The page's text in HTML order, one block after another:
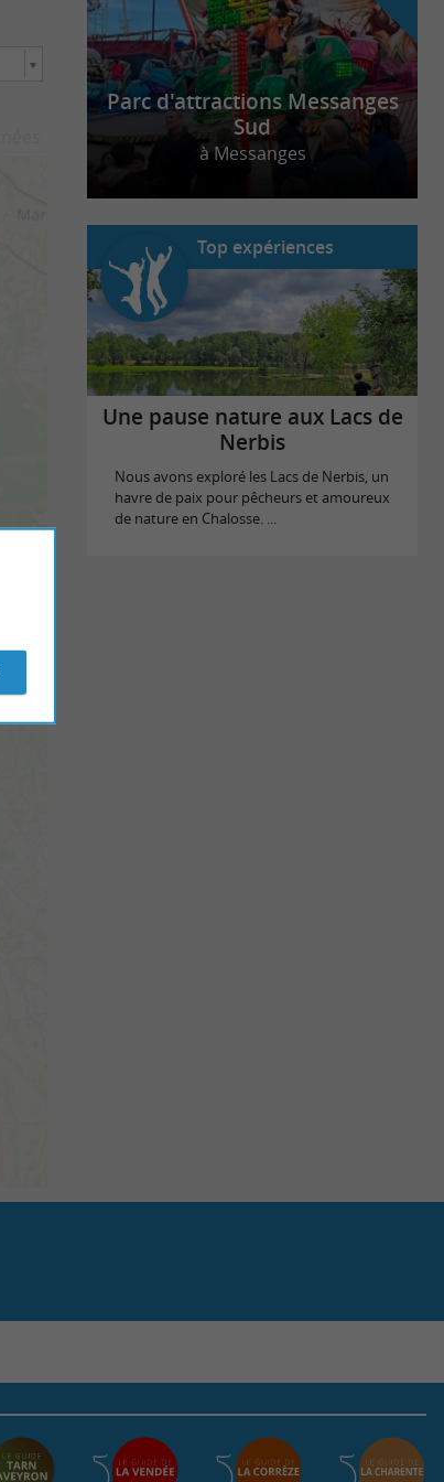
Parc d'attractions Messanges
Sud
à Messanges
Top expériences
Une pause nature aux Lacs de
Nerbis
Nous avons exploré les Lacs de Nerbis, un
havre de paix pour pêcheurs et amoureux
de nature en Chalosse. ...